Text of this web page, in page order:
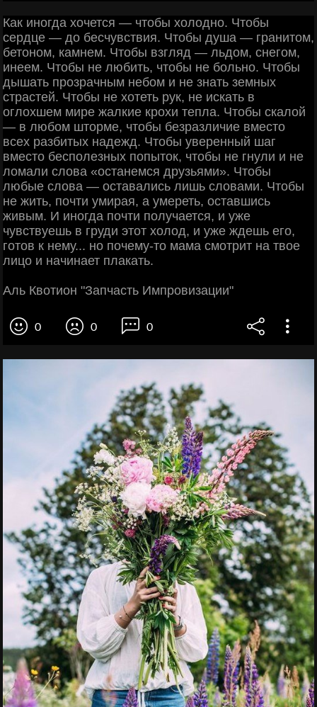
Как иногда хочется — чтобы холодно. Чтобы
сердце — до бесчувствия. Чтобы душа — гранитом,
бетоном, камнем. Чтобы взгляд — льдом, снегом,
инеем. Чтобы не любить, чтобы не больно. Чтобы
дышать прозрачным небом и не знать земных
страстей. Чтобы не хотеть рук, не искать в
оглохшем мире жалкие крохи тепла. Чтобы скалой
— в любом шторме, чтобы безразличие вместо
всех разбитых надежд. Чтобы уверенный шаг
вместо бесполезных попыток, чтобы не гнули и не
ломали слова «останемся друзьями». Чтобы
любые слова — оставались лишь словами. Чтобы
не жить, почти умирая, а умереть, оставшись
живым. И иногда почти получается, и уже
чувствуешь в груди этот холод, и уже ждешь его,
готов к нему... но почему-то мама смотрит на твое
лицо и начинает плакать.
Аль Квотион "Запчасть Импровизации"
0 0 0